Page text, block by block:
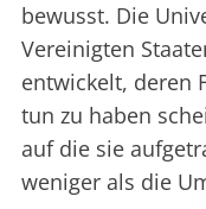
bewusst. Die
Vereinigten
entwickelt, deren
tun zu haben
auf die sie
weniger als die